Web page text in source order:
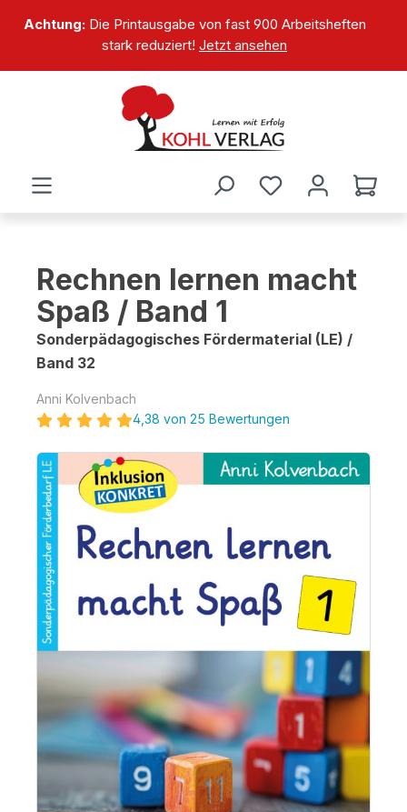
springen
Achtung:Die Printausgabe von fast 900 Arbeitsheften
stark reduziert! Jetzt ansehen
Rechnen lernen macht
Spaß / Band 1
Sonderpädagogisches Fördermaterial (LE) /
Band 32
Anni Kolvenbach
4,38 von 25 Bewertungen
Bildergalerie überspringen